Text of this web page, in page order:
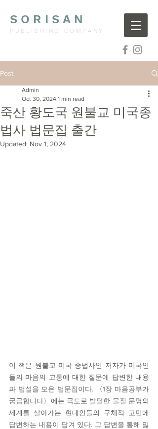
SORISAN
PUBLISHING COMPANY
Post
죽산 황도국 원불교 미국종
법사 법문집 출간
Admin
Oct 30, 2024 1 min read
Updated: Nov 1, 2024
이 책은 원불교 미국 종법사인 저자가 미국인
들의 마음의 고통에 대한 질문에 답변한 내용
과 법설을 모은 법문집이다. 〈1장 마음공부가
궁금합니다〉에는 극도로 발달한 물질 문명의
세계를 살아가는 현대인들의 구체적 고민에
답변하는 내용이 담겨 있다. 그 답변을 통해 잃